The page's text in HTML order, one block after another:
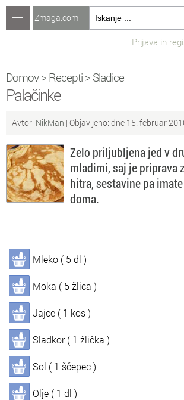
Računalništvo
Recepti
Naredi sam
Forum
Preverjanje znanja
Sv Sveže teme na forumu
So Objavljanje vsebin
In Informacije o nas
Zmaga.com
Prijava in
Domov> Recepti > Sladice
Palačinke
Avtor: NikMan | Objavljeno: dne 15. februar
Zelo priljubljena jed v
mladimi, saj je priprava
hitra, sestavine pa
doma.
Mleko ( 5 dl )
Moka ( 5 žlica )
Jajce ( 1 kos )
Sladkor ( 1 žlička )
Sol ( 1 ščepec )
Olje ( 1 dl )